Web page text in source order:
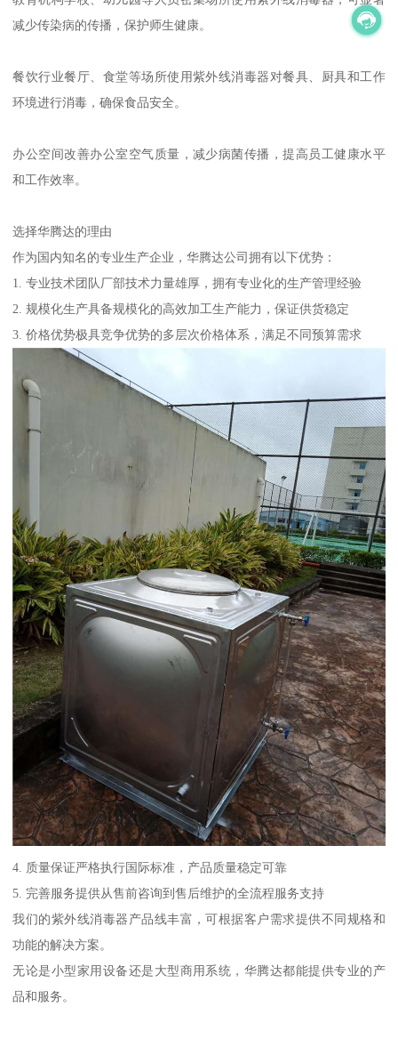
减少传染病的传播，保护师生健康。
餐饮行业餐厅、食堂等场所使用紫外线消毒器对餐具、厨具和工作
环境进行消毒，确保食品安全。
办公空间改善办公室空气质量，减少病菌传播，提高员工健康水平
和工作效率。
选择华腾达的理由
作为国内知名的专业生产企业，华腾达公司拥有以下优势：
1. 专业技术团队厂部技术力量雄厚，拥有专业化的生产管理经验
2. 规模化生产具备规模化的高效加工生产能力，保证供货稳定
3. 价格优势极具竞争优势的多层次价格体系，满足不同预算需求
4. 质量保证严格执行国际标准，产品质量稳定可靠
5. 完善服务提供从售前咨询到售后维护的全流程服务支持
我们的紫外线消毒器产品线丰富，可根据客户需求提供不同规格和
功能的解决方案。
无论是小型家用设备还是大型商用系统，华腾达都能提供专业的产
品和服务。